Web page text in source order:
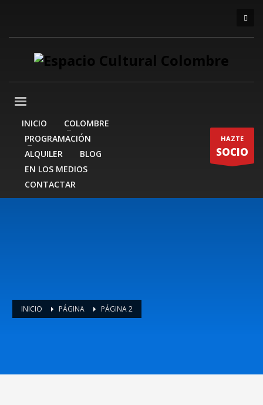
INICIO
COLOMBRE
PROGRAMACIÓN
ALQUILER
BLOG
EN LOS MEDIOS
CONTACTAR
HAZTE
SOCIO
INICIO PÁGINA PÁGINA 2